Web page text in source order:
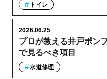
トイレ
プロが教える井戸ポン
で見るべき項目
2026.06.25
水道修理